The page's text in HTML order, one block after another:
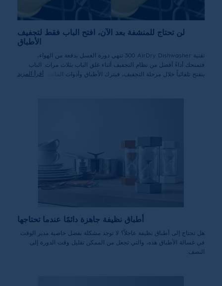
لن تحتاج للمنشفة بعد الآن، افتح الباب فقط لتجفيف
الأطباق
تقنية 300‎ AirDry Dishwasher تنهي دورة الغسل بدفعة من الهواء،
فتمنحك أداءً أفضل من نظام التجفيف أثناء غلق الباب بثلاث مرات. الباب
ينفتح تلقائياً خلال مرحلة التجفيف، فيترك الأطباق وأدوات المائدة جافة تماماً.
أقرأ المزيد
أطباق نظيفة جاهزة دائمًا عندما تحتاجها
هل تحتاج إلى أطباق نظيفة عاجلاً؟ لا توجد مشكلة بفضل خاصية مدير الوقت
في غسالة الأطباق هذه، والتي تجعل من الممكن تقليل وقت الدورة إلى
النصف.